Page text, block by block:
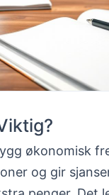
økonomisk
og gir